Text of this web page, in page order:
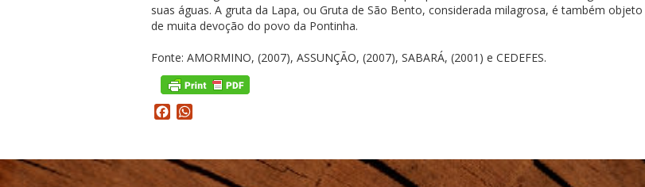
suas águas. A gruta da Lapa, ou Gruta de São Bento, considerada milagrosa, é também objeto
de muita devoção do povo da Pontinha.
Fonte: AMORMINO, (2007), ASSUNÇÃO, (2007), SABARÁ, (2001) e CEDEFES.
Facebook